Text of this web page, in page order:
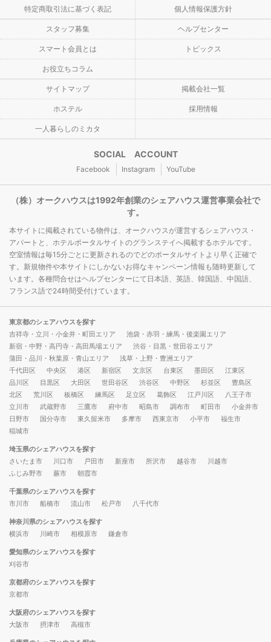
特定商取引法に基づく表記 個人情報保護方針
スタッフ募集 ヘルプセンター
スマート会員とは トピックス
お役立ちコラム
サイトマップ 掲載会社一覧
ホステル 採用情報
一人暮らしのミカタ
SOCIAL ACCOUNT
Facebook Instagram YouTube
（株）オークハウスは1992年創業のシェアハウス運営事業会社で
す。
本サイトに掲載されている物件は、オークハウスが運営するシェアハウス・
アパートと、ホテルポータルサイトのグランステイへ掲載するホテルです。
空室情報は毎15分ごとに更新されるのでどのポータルサイトより早く正確で
す。新規物件や本サイトにしかないお得なキャンペーン情報も随時更新して
います。各種問合せはヘルプセンターにて日本語、英語、韓国語、中国語、
フランス語で24時間受付けています。
東京都のシェアハウスを探す
吉祥寺・立川・小金井・町田エリア
池袋・赤羽・練馬・後楽園エリア
新宿・中野・高円寺・高田馬場エリア
渋谷・目黒・世田谷エリア
蒲田・品川・秋葉原・青山エリア
浅草・上野・豊洲エリア
千代田区
中央区 港区 新宿区 文京区 台東区 墨田区
江東区
品川区
目黒区 大田区 世田谷区 渋谷区 中野区 杉並区
豊島区
北区
荒川区 板橋区 練馬区 足立区 葛飾区 江戸川区
八王子市
立川市
武蔵野市 三鷹市 府中市 昭島市 調布市 町田市
小金井市
日野市
国分寺市 東久留米市 多摩市 西東京市 小平市
福生市
稲城市
埼玉県のシェアハウスを探す
さいたま市
川口市 戸田市 新座市 所沢市 越谷市
川越市
ふじみ野市
蕨市 朝霞市
千葉県のシェアハウスを探す
市川市
船橋市 流山市 松戸市 八千代市
神奈川県のシェアハウスを探す
横浜市
川崎市 相模原市 鎌倉市
愛知県のシェアハウスを探す
刈谷市
京都府のシェアハウスを探す
京都市
大阪府のシェアハウスを探す
大阪市
摂津市 高槻市